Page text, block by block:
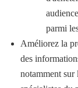
parmi
Améliorez la
des
notamment sur